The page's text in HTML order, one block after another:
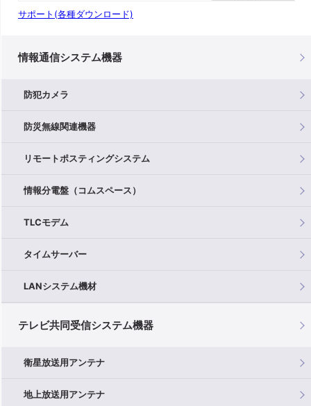
サポート(各種ダウンロード)
情報通信システム機器
防犯カメラ
防災無線関連機器
リモートポスティングシステム
情報分電盤（コムスペース）
TLCモデム
タイムサーバー
LANシステム機材
テレビ共同受信システム機器
衛星放送用アンテナ
地上放送用アンテナ